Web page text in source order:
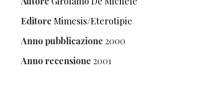
Editore Mimesis/Eterotipie
Anno pubblicazione 2000
Anno recensione 2001